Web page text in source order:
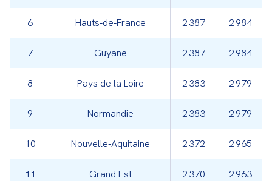
6 Hauts‑de‑France 2 387 2 984
7 Guyane 2 387 2 984
8 Pays de la Loire 2 383 2 979
9 Normandie 2 383 2 979
10 Nouvelle‑Aquitaine 2 372 2 965
11 Grand Est 2 370 2 963